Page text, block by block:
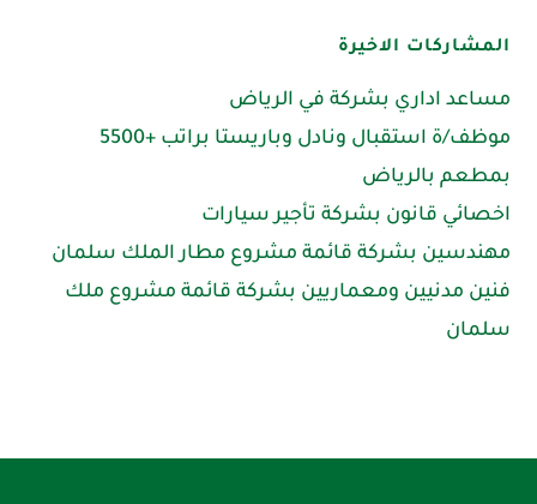
المشاركات الاخيرة
مساعد اداري بشركة في الرياض
موظف/ة استقبال ونادل وباريستا براتب +5500
بمطعم بالرياض
اخصائي قانون بشركة تأجير سيارات
مهندسين بشركة قائمة مشروع مطار الملك سلمان
فنين مدنيين ومعماريين بشركة قائمة مشروع ملك
سلمان